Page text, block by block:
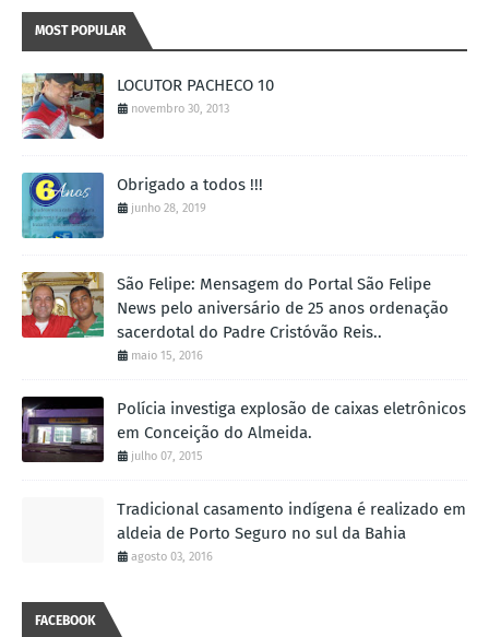
MOST POPULAR
LOCUTOR PACHECO 10
novembro 30, 2013
Obrigado a todos !!!
junho 28, 2019
São Felipe: Mensagem do Portal São Felipe
News pelo aniversário de 25 anos ordenação
sacerdotal do Padre Cristóvão Reis..
maio 15, 2016
Polícia investiga explosão de caixas eletrônicos
em Conceição do Almeida.
julho 07, 2015
Tradicional casamento indígena é realizado em
aldeia de Porto Seguro no sul da Bahia
agosto 03, 2016
FACEBOOK